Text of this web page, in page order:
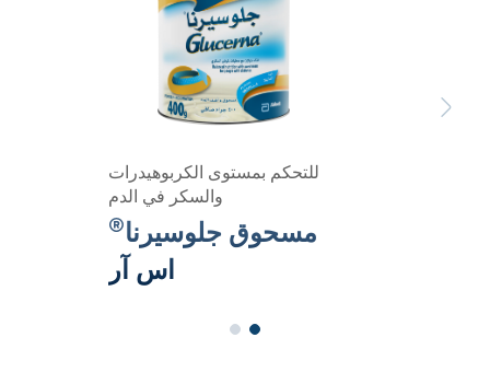
Previous
للتحكم بمستوى الكربوهيدرات
والسكر في الدم
مسحوق جلوسيرنا®
اس آر